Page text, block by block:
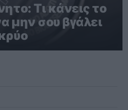
Τι κάνεις το
μην σου βγάλει